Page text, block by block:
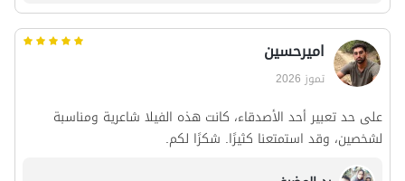
امیرحسین
تموز 2026
على حد تعبير أحد الأصدقاء، كانت هذه الفيلا شاعرية ومناسبة
لشخصين، وقد استمتعنا كثيرًا. شكرًا لكم.